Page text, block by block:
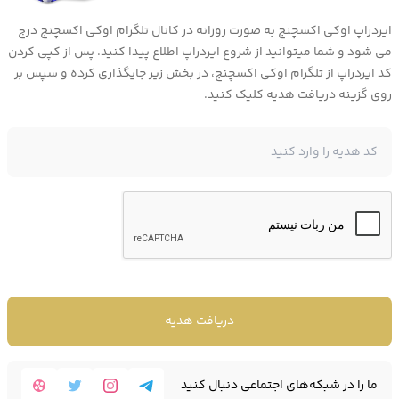
چه چیزی ارز CRO (کرونوس) را منحصر به فرد می
کند؟
ایردراپ اوکی اکسچنج به صورت روزانه در کانال تلگرام اوکی اکسچنج درج
می شود و شما میتوانید از شروع ایردراپ اطلاع پیدا کنید. پس از کپی کردن
کد ایردراپ از تلگرام اوکی اکسچنج، در بخش زیر جایگذاری کرده و سپس بر
روی گزینه دریافت هدیه کلیک کنید.
دریافت هدیه
ما را در شبکه‌های اجتماعی دنبال کنید